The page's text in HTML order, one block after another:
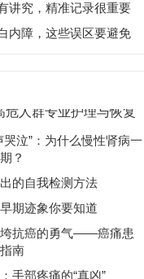
讲究，精准记录很重要
内障，这些误区要避免
哭泣”：为什么慢性肾病一
？
的自我检测方法
期迹象你要知道
垮抗癌的勇气——癌痛患
南
手部疼痛的“真凶”